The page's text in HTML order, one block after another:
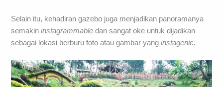
Selain itu, kehadiran gazebo juga menjadikan panoramanya
semakininstagrammable dan sangat oke untuk dijadikan
sebagai lokasi berburu foto atau gambar yanginstagenic.